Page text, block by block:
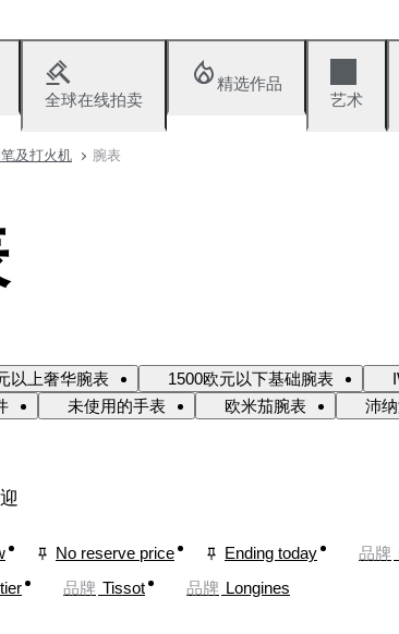
全球在线拍卖
精选作品
艺术
及打火机 腕表
以上奢华腕表 1500欧元以下基础腕表
未使用的手表 欧米茄腕表 沛
No reserve price Ending today 品牌
品牌 Tissot 品牌 Longines